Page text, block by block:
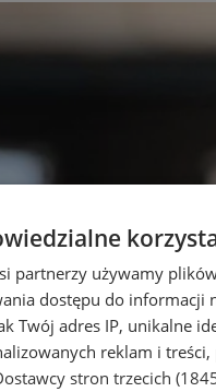
partnerzy używamy
dostępu do informacji
Twój adres IP, unikalne
reklam i
stron trzecich